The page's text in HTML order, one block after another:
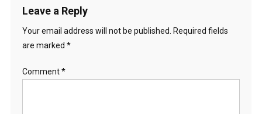
Leave a Reply
Your email address will not be published.
Required fields
are marked *
Comment*